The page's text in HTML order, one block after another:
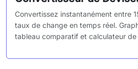
Convertissez instantanément entre
taux de change en temps réel.
tableau comparatif et calculateur